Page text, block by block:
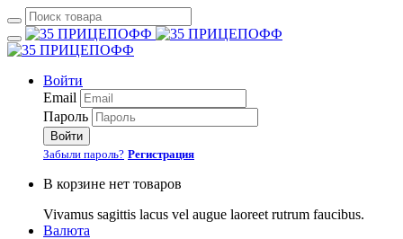
Войти
Email
Пароль
Войти
Забыли пароль? Регистрация
В корзине нет товаров
Vivamus sagittis lacus vel augue laoreet rutrum faucibus.
Валюта